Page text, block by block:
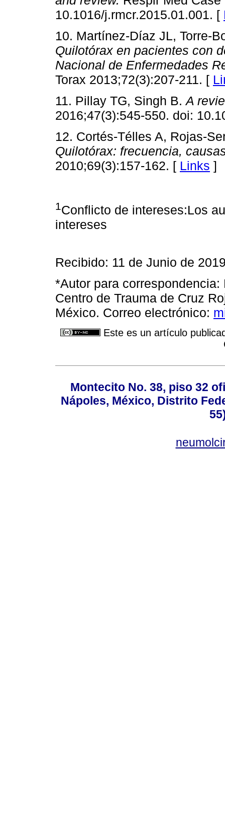
10.1016/j.rmcr.2015.01.001. [
10. Martínez-Díaz JL, Torre-
Quilotórax en pacientes con
Nacional de Enfermedades
Torax 2013;72(3):207-211. [
11. Pillay TG, Singh B.A
2016;47(3):545-550. doi:
12. Cortés-Télles A, Rojas-
Quilotórax: frecuencia,
2010;69(3):157-162. [ Links ]
1 Conflicto de intereses:Los
intereses
Recibido: 11 de Junio de
*Autor para
Centro de Trauma de Cruz
México. Correo electrónico:
Este es un artículo
Montecito No. 38, piso 32
Nápoles, México, Distrito